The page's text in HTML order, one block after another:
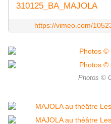
310125_BA_MAJOLA
https://vimeo.com/
Photos ©